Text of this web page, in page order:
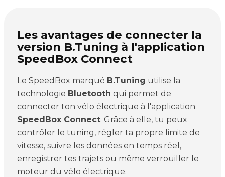
Les avantages de connecter la
version B.Tuning à l'application
SpeedBox Connect
Le SpeedBox marqué B.Tuning utilise la
technologie Bluetooth qui permet de
connecter ton vélo électrique à l'application
SpeedBox Connect. Grâce à elle, tu peux
contrôler le tuning, régler ta propre limite de
vitesse, suivre les données en temps réel,
enregistrer tes trajets ou même verrouiller le
moteur du vélo électrique.